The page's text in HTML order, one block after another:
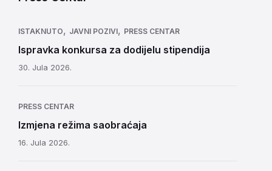
ISTAKNUTO, JAVNI POZIVI, PRESS CENTAR
Ispravka konkursa za dodijelu stipendija
30. Jula 2026.
PRESS CENTAR
Izmjena režima saobraćaja
16. Jula 2026.